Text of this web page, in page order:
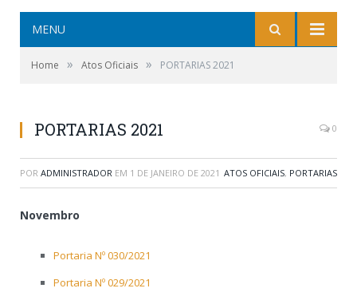
MENU
Home » Atos Oficiais » PORTARIAS 2021
PORTARIAS 2021 0
POR ADMINISTRADOR EM 1 DE JANEIRO DE 2021 ATOS OFICIAIS, PORTARIAS
Novembro
Portaria Nº 030/2021
Portaria Nº 029/2021